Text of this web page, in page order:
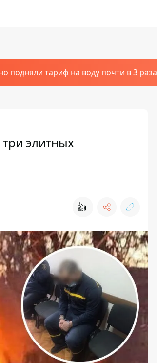
подняли тариф на воду почти в 3 раза
элитных
👍